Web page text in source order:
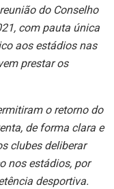
do Conselho
com pauta única
aos estádios nas
prestar os
o retorno do
de forma clara e
clubes deliberar
nos estádios, por
desportiva.